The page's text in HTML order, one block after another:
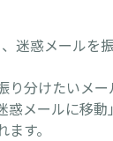
迷惑メールを
り分けたいメ
惑メールに移
す。